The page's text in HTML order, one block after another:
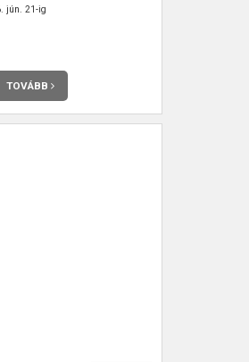
jún. 21-ig
TOVÁBB